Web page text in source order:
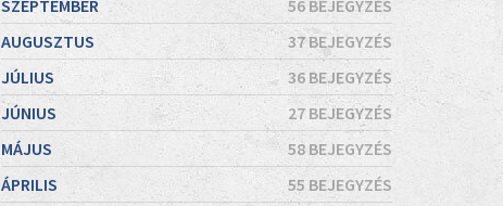
SZEPTEMBER
56 BEJEGYZÉS
AUGUSZTUS
37 BEJEGYZÉS
JÚLIUS
36 BEJEGYZÉS
JÚNIUS
27 BEJEGYZÉS
MÁJUS
58 BEJEGYZÉS
ÁPRILIS
55 BEJEGYZÉS